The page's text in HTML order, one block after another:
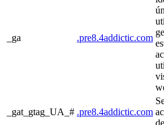
_ga .pre8.4addictic.com
_gat_gtag_UA_# .pre8.4addictic.com